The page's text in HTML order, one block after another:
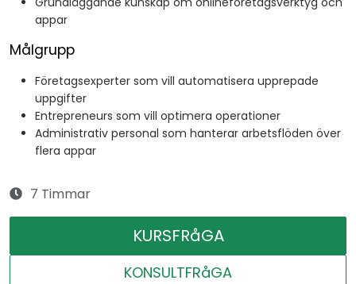
appar
Målgrupp
Företagsexperter som vill automatisera upprepade
uppgifter
Entrepreneurs som vill optimera operationer
Administrativ personal som hanterar arbetsflöden över
flera appar
7 Timmar
KURSFRåGA
KONSULTFRåGA